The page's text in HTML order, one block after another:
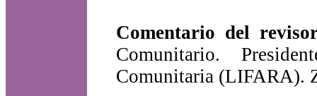
Comentario del
Comunitario.
Comunitaria (LIFARA).